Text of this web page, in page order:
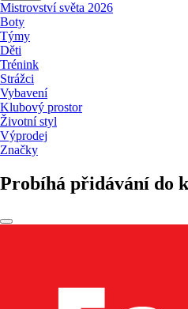
Mistrovství světa 2026
Boty
Týmy
Děti
Trénink
Strážci
Vybavení
Klubový prostor
Životní styl
Výprodej
Značky
Probíhá přidávání do